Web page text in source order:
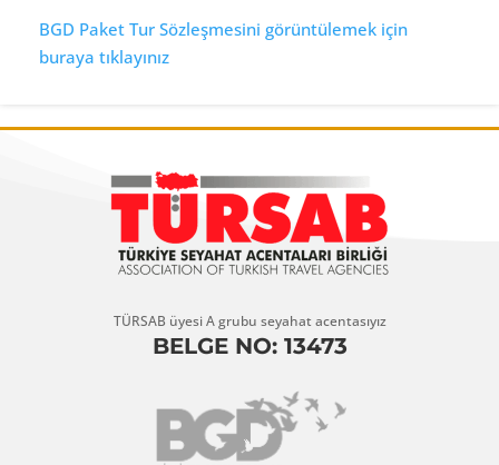
BGD Paket Tur Sözleşmesini görüntülemek için
buraya tıklayınız
TÜRSAB üyesi A grubu seyahat acentasıyız
BELGE NO: 13473